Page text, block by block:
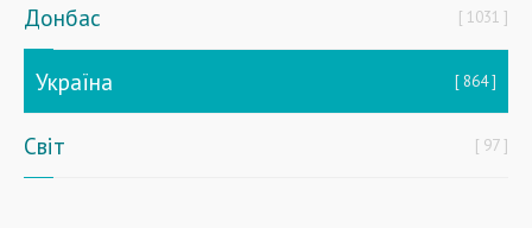
Донбас 1031
Україна 864
Світ 97